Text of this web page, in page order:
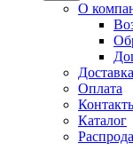
О
Доставка
Оплата
Каталог